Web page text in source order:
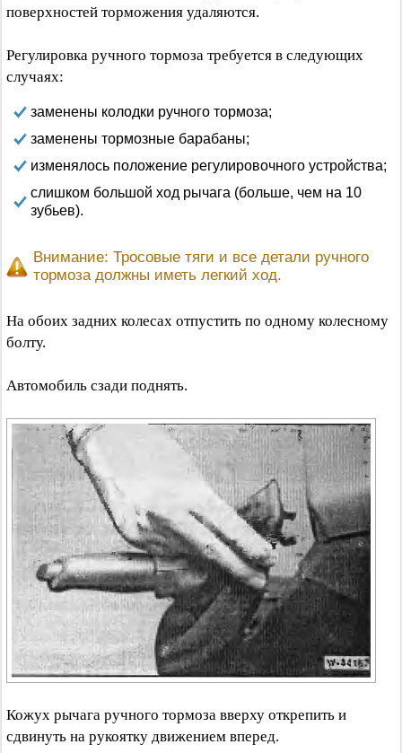
поверхностей торможения удаляются.
Регулировка ручного тормоза требуется в следующих
случаях:
заменены колодки ручного тормоза;
заменены тормозные барабаны;
изменялось положение регулировочного устройства;
слишком большой ход рычага (больше, чем на 10
зубьев).
Внимание: Тросовые тяги и все детали ручного
тормоза должны иметь легкий ход.
На обоих задних колесах отпустить по одному колесному
болту.
Автомобиль сзади поднять.
Кожух рычага ручного тормоза вверху открепить и
сдвинуть на рукоятку движением вперед.